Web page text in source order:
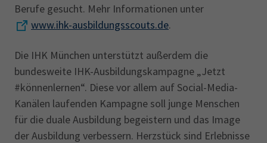
Berufe gesucht. Mehr Informationen unter
www.ihk-ausbildungsscouts.de.
Die IHK München unterstützt außerdem die
bundesweite IHK-Ausbildungskampagne „Jetzt
#könnenlernen“. Diese vor allem auf Social-Media-
Kanälen laufenden Kampagne soll junge Menschen
für die duale Ausbildung begeistern und das Image
der Ausbildung verbessern. Herzstück sind Erlebnisse